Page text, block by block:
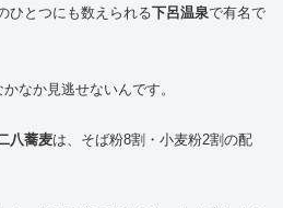
ひとつにも数えられる下呂温泉で有名で
なか見逃せないんです。
八蕎麦は、そば粉8割・小麦粉2割の配